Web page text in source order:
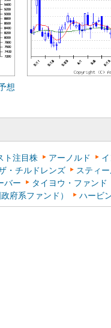
想
ト注目株 アーノルド
・チルドレンズ スティ
バー
タイヨウ・ファンド
府系ファンド）
ハービ